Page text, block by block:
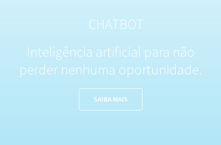
CHATBOT
Inteligência artificial para não
perder nenhuma oportunidade.
SAIBA MAIS